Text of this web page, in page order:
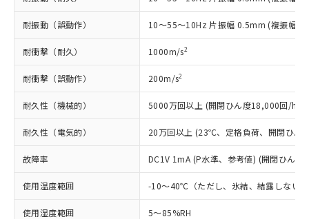
耐振動（誤動作） 10～55～10Hz 片振幅 0.5mm (複振幅
耐衝撃（耐久） 1000m/s2
耐衝撃（誤動作） 200m/s2
耐久性（機械的） 5000万回以上 (開閉ひん度18,000回/h)
耐久性（電気的） 20万回以上 (23℃、定格負荷、開閉ひん
故障率 DC1V 1mA (P水準、参考値) (開閉ひん
使用温度範囲 -10～40℃（ただし、氷結、結露しない
使用湿度範囲 5～85%RH
了承ください。
正式な納期状況および標準価格はお客
様のお取引先、またはお客様担当のオ
ムロン制御機器販売店・当社販売員に
ご相談ください。
オムロン制御機器販売店や当社販売拠
」をご確認
ください。
在庫状況および標準価格結果を当社の
事前の承諾なく第三者に漏洩または開
示しないようお願いします。
マイパーツ機能（部品リスト作成サー
ビス）をご利用いただくには、I-Web
メンバーズにご登録されている必要が
類(PBB) 1000ppm以下、ポリ臭化ジフェニルエーテル類
(PBDE) 1000ppm以下、フタル酸ビス(2-エチルヘキシ
ル) (DEHP)(別名：DOP) 1000ppm以下、フタル酸ブチ
(DIBP) 1000ppm以下
但し、RoHS指令で産業用監視および制御機器に対する
適用除外項目は除く。
フタル酸エステル類の４物質については閾値を超える意
図的な使用がないことを確認しています。
※2 対応予定月
部品在庫の切り替え状況などにより、予定
Cr(Ⅵ)(六価クロム) : 1000ppm、 PBBs(ポリ臭化ビフェ
ニル類) : 1000ppm、 PBDEs(ポリ臭化ジフェニルエーテ
ル類) : 1000ppm、
DBP(フタル酸ジブチル) : 1000ppm、 DIBP(フタル酸ジ
イソブチル) : 1000ppm、 BBP(フタル酸ブチルベンジ
ル) : 1000ppm、
DEHP(フタル酸ビス(2-エチルヘキシル)) : 1000ppm
※2 環境保護使用期限
「ｅ」：有害物質（10物質）のすべてが基
準値以下であることを示します。
「10」：通常の使用状況下において有害物
及ぼさない年数を意味します。
「－」：未確認です。当社販売部門へお問
当社は規制貨物を破棄する場合は、完
全に破砕するなど、違法に輸出されな
いよう必要な手段を講じます。
当社は貴社製品を、核兵器、ミサイ
ル、化学兵器、生物兵器またはその他
武器並びにこれらの製造装置等に一切
使用いたしません。
当社は、貴社製品を第三者に販売する
場合は、上記1、2および3の内容を当
該第三者に通知します。また当社は、
販売先および販売に係わる関係者が違
法に輸出するおそれがある場合は、取
一定数以上の在庫あり
△ 一定数には満たないが在庫あり
－
在庫なし(最新の在庫状況につ
いては、お客様のお取引先、ま
たはお客様担当のオムロン制御
機器販売店・当社販売員にご確
認ください)
白
受注生産機種、また在庫状況の
情報を公開していない機種